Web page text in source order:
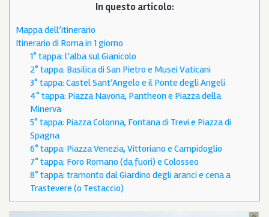
In questo articolo:
Mappa dell’itinerario
Itinerario di Roma in 1 giorno
1° tappa: l’alba sul Gianicolo
2° tappa: Basilica di San Pietro e Musei Vaticani
3° tappa: Castel Sant’Angelo e il Ponte degli Angeli
4° tappa: Piazza Navona, Pantheon e Piazza della
Minerva
5° tappa: Piazza Colonna, Fontana di Trevi e Piazza di
Spagna
6° tappa: Piazza Venezia, Vittoriano e Campidoglio
7° tappa: Foro Romano (da fuori) e Colosseo
8° tappa: tramonto dal Giardino degli aranci e cena a
Trastevere (o Testaccio)